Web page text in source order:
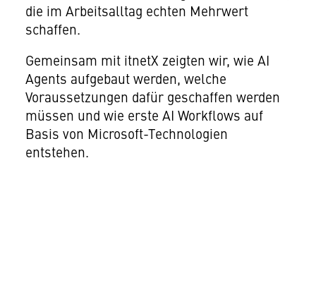
die im Arbeitsalltag echten Mehrwert
schaffen.
Gemeinsam mit itnetX zeigten wir, wie AI
Agents aufgebaut werden, welche
Voraussetzungen dafür geschaffen werden
müssen und wie erste AI Workflows auf
Basis von Microsoft-Technologien
entstehen.